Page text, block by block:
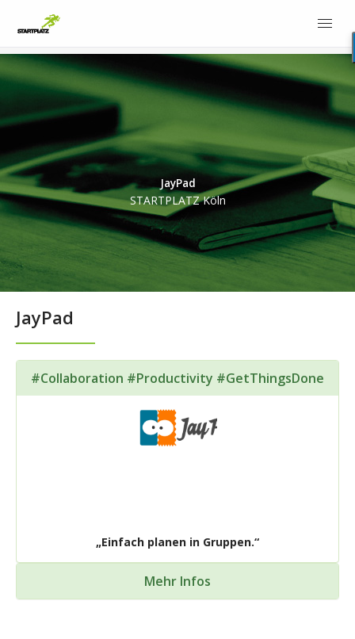
JayPad
STARTPLATZ Köln
JayPad
#Collaboration #Productivity #GetThingsDone
„Einfach planen in Gruppen.“
Mehr Infos